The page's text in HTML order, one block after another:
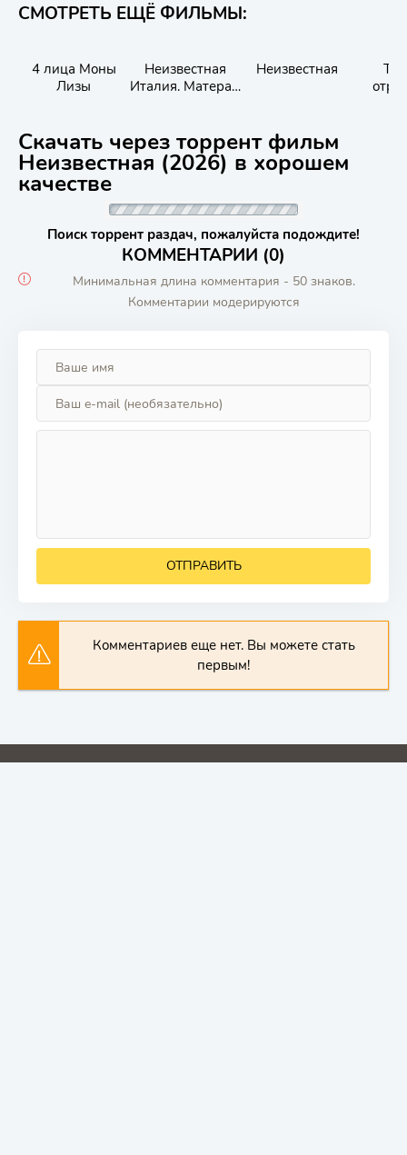
СМОТРЕТЬ ЕЩЁ ФИЛЬМЫ:
4 лица Моны
Лизы
Неизвестная
Италия. Матера -
Неизвестная
Скачать через торрент фильм
Неизвестная (2026) в хорошем
качестве
Поиск торрент раздач, пожалуйста подождите!
КОММЕНТАРИИ (0)
Минимальная длина комментария - 50 знаков.
Комментарии модерируются
ОТПРАВИТЬ
Комментариев еще нет. Вы можете стать
первым!